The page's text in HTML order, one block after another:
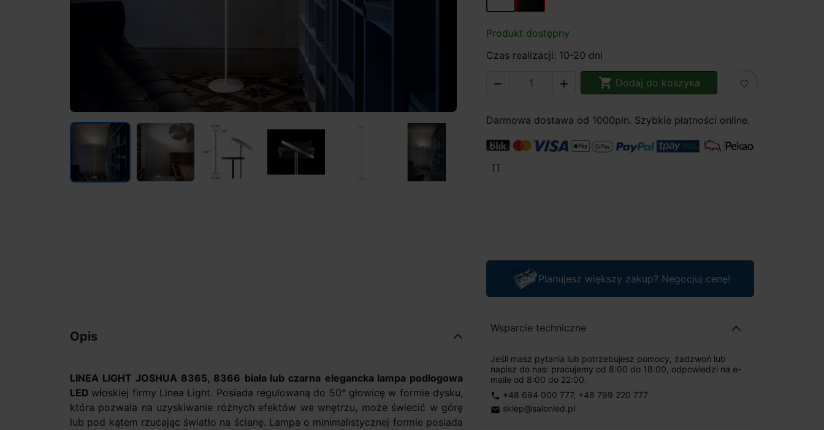
Produkt dostępny
Czas realizacji: 10-20 dni
   Dodaj do koszyka favorite_border
Darmowa dostawa od 1000pln. Szybkie płatności online.
Planujesz większy zakup? Negocjuj cenę!
Wsparcie techniczne
Jeśli masz pytania lub potrzebujesz pomocy, zadzwoń lub
napisz do nas: pracujemy od 8:00 do 18:00, odpowiedzi na e-
maile od 8:00 do 22:00.
phone +48 694 000 777, +48 799 220 777
email sklep@salonled.pl
Opis
LINEA LIGHT JOSHUA 8365, 8366 biała lub czarna elegancka lampa podłogowa
LED włoskiej firmy Linea Light. Posiada regulowaną do 50° głowicę w formie dysku,
która pozwala na uzyskiwanie różnych efektów we wnętrzu, może świecić w górę
lub pod kątem rzucając światło na ścianę. Lampa o minimalistycznej formie posiada